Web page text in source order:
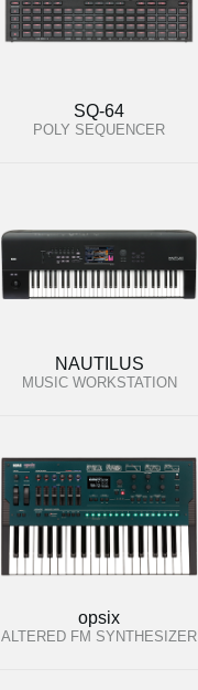
SQ-64
POLY SEQUENCER
NAUTILUS
MUSIC WORKSTATION
opsix
ALTERED FM SYNTHESIZER